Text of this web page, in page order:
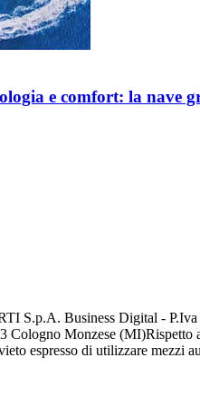
e comfort: la nave
S.p.A. Business Digital -
Cologno Monzese (MI)Rispetto
espresso di utilizzare mezzi